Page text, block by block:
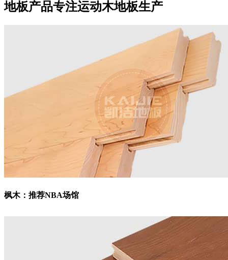
地板产品专注运动木地板生产
枫木： 推荐NBA场馆